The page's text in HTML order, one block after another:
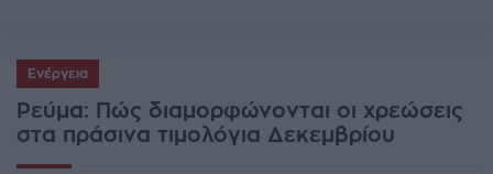
Ενέργεια
Ρεύμα: Πώς διαμορφώνονται οι χρεώσεις
στα πράσινα τιμολόγια Δεκεμβρίου